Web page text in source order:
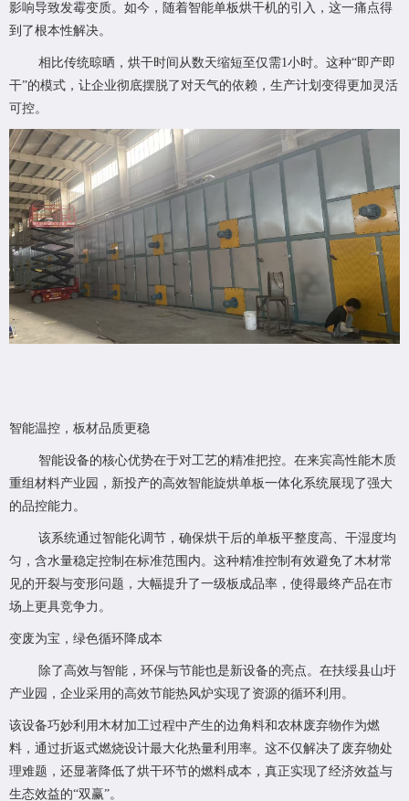
影响导致发霉变质。如今，随着智能单板烘干机的引入，这一痛点得
到了根本性解决。
相比传统晾晒，烘干时间从数天缩短至仅需1小时。这种“即产即
干”的模式，让企业彻底摆脱了对天气的依赖，生产计划变得更加灵活
可控。
智能温控，板材品质更稳
智能设备的核心优势在于对工艺的精准把控。在来宾高性能木质
重组材料产业园，新投产的高效智能旋烘单板一体化系统展现了强大
的品控能力。
该系统通过智能化调节，确保烘干后的单板平整度高、干湿度均
匀，含水量稳定控制在标准范围内。这种精准控制有效避免了木材常
见的开裂与变形问题，大幅提升了一级板成品率，使得最终产品在市
场上更具竞争力。
变废为宝，绿色循环降成本
除了高效与智能，环保与节能也是新设备的亮点。在扶绥县山圩
产业园，企业采用的高效节能热风炉实现了资源的循环利用。
该设备巧妙利用木材加工过程中产生的边角料和农林废弃物作为燃
料，通过折返式燃烧设计最大化热量利用率。这不仅解决了废弃物处
理难题，还显著降低了烘干环节的燃料成本，真正实现了经济效益与
生态效益的“双赢”。